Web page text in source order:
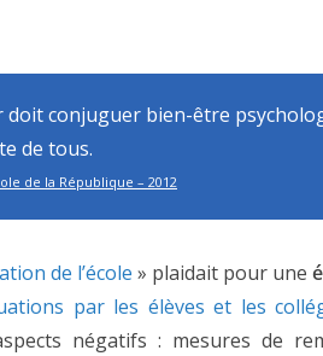
doit conjuguer bien-être
de tous.
de la République – 2012
de l’école » plaidait pour une
par les élèves et les
négatifs : mesures de